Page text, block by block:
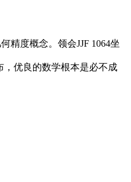
度概念。领会JJF 1064坐
，优良的数学根本是必不成